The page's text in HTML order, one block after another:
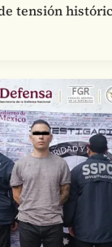
tensión